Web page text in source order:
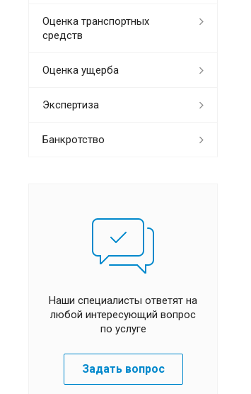
Оценка транспортных
средств
Оценка ущерба
Экспертиза
Банкротство
Наши специалисты ответят на
любой интересующий вопрос
по услуге
Задать вопрос